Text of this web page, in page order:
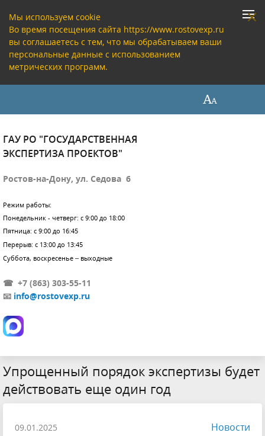
Мы используем cookie
Во время посещения сайта https://www.rostovexp.ru
вы соглашаетесь с тем, что мы обрабатываем ваши
персональные данные с использованием
метрических программ.
ГАУ РО "ГОСУДАРСТВЕННАЯ
ЭКСПЕРТИЗА ПРОЕКТОВ"
Ростов-на-Дону, ул. Седова 6
Режим работы:
Понедельник - четверг: с 9:00 до 18:00
Пятница: с 9:00 до 16:45
Перерыв: с 13:00 до 13:45
Суббота, воскресенье – выходные
☎ +7 (863) 303-55-11
📧 info@rostovexp.ru
Упрощенный порядок экспертизы будет
действовать еще один год
09.01.2025 Новости